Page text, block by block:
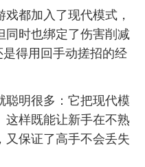
都加入了现代模式，
同时也绑定了伤害削减
得用回手动搓招的经
明很多：它把现代模
这样既能让新手在不熟
又保证了高手不会丢失